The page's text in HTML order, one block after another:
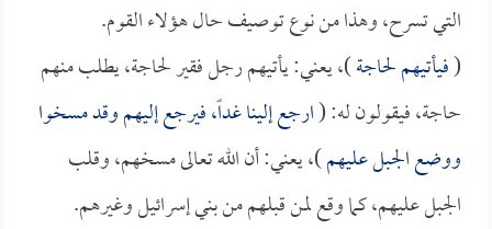
التي تسرح، وهذا من نوع توصيف حال هؤلاء القوم.
(فيأتيهم لحاجة)، يعني: يأتيهم رجل فقير لحاجة، يطلب منهم
حاجة، فيقولون له: (ارجع إلينا غداً، فيرجع إليهم وقد مسخوا
ووضع الجبل عليهم)، يعني: أن الله تعالى مسخهم، وقلب
الجبل عليهم، كما وقع لمن قبلهم من بني إسرائيل وغيرهم.